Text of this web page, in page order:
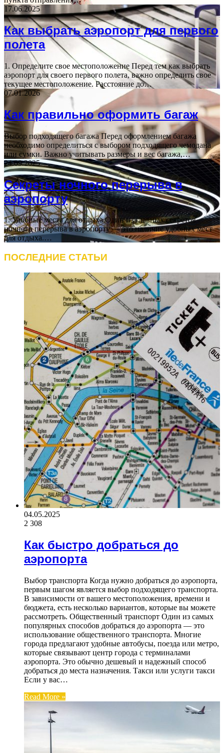
17.06.2025
Как выбрать аэропорт для первого
полета
1. Определите свое местоположение Перед тем как выбрать
аэропорт для своего первого полета, важно определить свое
текущее местоположение. Расстояние до…
07.01.2026
Как правильно оформить багаж
Выбор подходящего багажа Перед оформлением багажа
необходимо определиться с выбором подходящего чемодана
или сумки. Важно учитывать размеры и вес багажа,…
24.09.2025
Секреты ночного перерыва в
аэропорту
1. Удобные места для отдыха Один из главных секретов
ночного перерыва в аэропорту — это наличие удобных мест
для отдыха.…
ПОСЛЕДНИЕ СТАТЬИ
04.05.2025
2 308
Как быстро добраться до
аэропорта
Выбор транспорта Когда нужно добраться до аэропорта,
первым шагом является выбор подходящего транспорта.
В зависимости от вашего местоположения, времени и
бюджета, есть несколько вариантов, которые вы можете
рассмотреть. Общественный транспорт Один из самых
популярных способов добраться до аэропорта — это
использование общественного транспорта. Многие
города предлагают удобные автобусы, поезда или метро,
которые связывают центр города с терминалами
аэропорта. Это обычно дешевый и надежный способ
добраться до места назначения. Такси или услуги такси
Если у вас…
Read More »